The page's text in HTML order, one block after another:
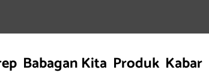
Babagan Kita Produk Kabar